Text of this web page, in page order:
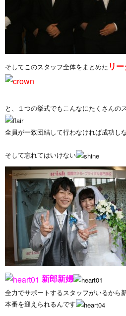
そしてこのスタッフ全体をまとめた リ
と、１つの挙式でもこんなにたくさんの
全員が一致団結して行わなければ成功し
そして忘れてはいけない
新郎新婦
全力でサポートするスタッフがいるから
本番を迎えられるんです